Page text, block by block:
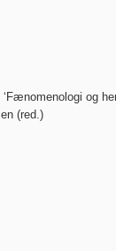
og
(red.)